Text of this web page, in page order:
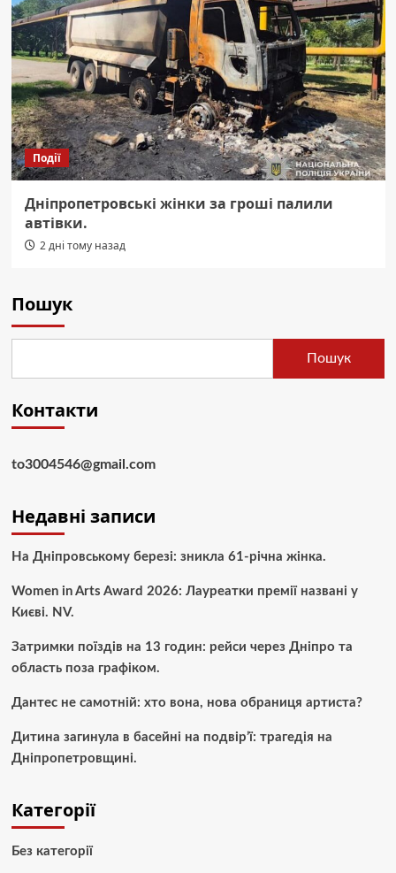
Події
Дніпропетровські жінки за гроші палили
автівки.
2 дні тому назад
Пошук
Пошук
Контакти
to3004546@gmail.com
Недавні записи
На Дніпровському березі: зникла 61-річна жінка.
Women in Arts Award 2026: Лауреатки премії названі у
Києві. NV.
Затримки поїздів на 13 годин: рейси через Дніпро та
область поза графіком.
Дантес не самотній: хто вона, нова обраниця артиста?
Дитина загинула в басейні на подвір’ї: трагедія на
Дніпропетровщині.
Категорії
Без категорії